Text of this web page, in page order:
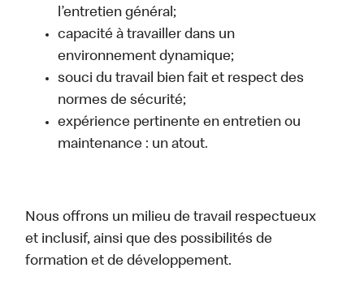
l’entretien général;
capacité à travailler dans un
environnement dynamique;
souci du travail bien fait et respect des
normes de sécurité;
expérience pertinente en entretien ou
maintenance : un atout.
Nous offrons un milieu de travail respectueux
et inclusif, ainsi que des possibilités de
formation et de développement.